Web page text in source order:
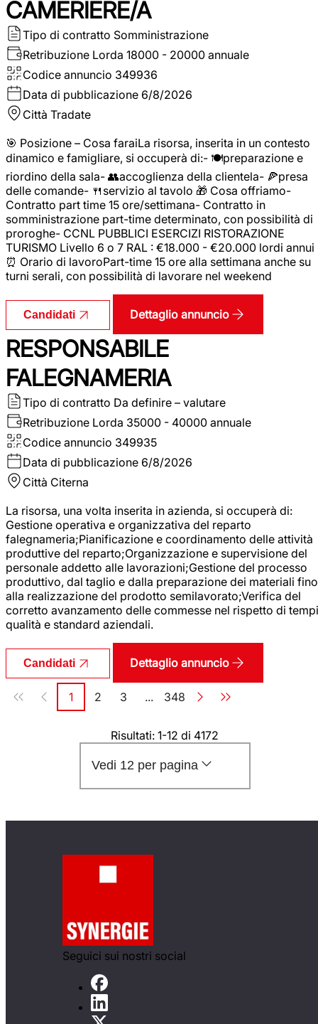
CAMERIERE/A
Tipo di contratto Somministrazione
Retribuzione Lorda 18000 - 20000 annuale
Codice annuncio 349936
Data di pubblicazione 6/8/2026
Città Tradate
🎯 Posizione – Cosa faraiLa risorsa, inserita in un contesto
dinamico e famigliare, si occuperà di:- 🍽️preparazione e
riordino della sala- 👥accoglienza della clientela- 🍕presa
delle comande- 🍴servizio al tavolo 🎁 Cosa offriamo-
Contratto part time 15 ore/settimana- Contratto in
somministrazione part-time determinato, con possibilità di
proroghe- CCNL PUBBLICI ESERCIZI RISTORAZIONE
TURISMO Livello 6 o 7 RAL : €18.000 - €20.000 lordi annui
⏰ Orario di lavoroPart-time 15 ore alla settimana anche su
turni serali, con possibilità di lavorare nel weekend
Candidati Dettaglio annuncio
RESPONSABILE
FALEGNAMERIA
Tipo di contratto Da definire – valutare
Retribuzione Lorda 35000 - 40000 annuale
Codice annuncio 349935
Data di pubblicazione 6/8/2026
Città Citerna
La risorsa, una volta inserita in azienda, si occuperà di:
Gestione operativa e organizzativa del reparto
falegnameria;Pianificazione e coordinamento delle attività
produttive del reparto;Organizzazione e supervisione del
personale addetto alle lavorazioni;Gestione del processo
produttivo, dal taglio e dalla preparazione dei materiali fino
alla realizzazione del prodotto semilavorato;Verifica del
corretto avanzamento delle commesse nel rispetto di
qualità e standard aziendali.
Candidati Dettaglio annuncio
Paginazione
Pagina
1 Pagina
2 Pagina
3 ... Pagina
348
Risultati: 1-12 di 4172
Vedi 12 per pagina
Seguici sui nostri social